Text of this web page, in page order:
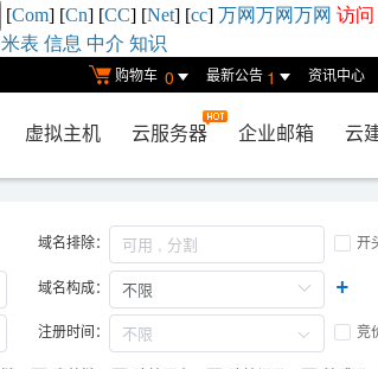
[Com] [Cn] [CC] [Net] [cc] 万网万网万网 访问
米表 信息 中介 知识